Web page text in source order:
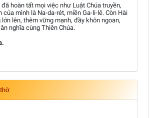
đã hoàn tất mọi việc như Luật Chúa truyền,
của mình là Na-da-rét, miền Ga-li-lê. Còn Hài
lớn lên, thêm vững mạnh, đầy khôn ngoan,
nghĩa cùng Thiên Chúa.